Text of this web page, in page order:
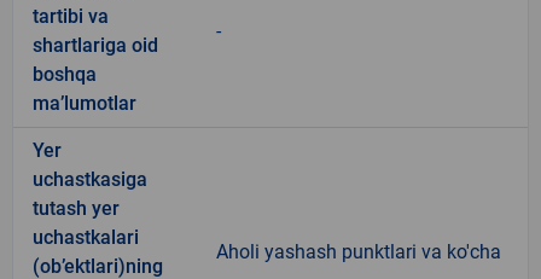
tartibi va
shartlariga oid
boshqa
ma’lumotlar
-
Yer
uchastkasiga
tutash yer
uchastkalari
(ob’ektlari)ning
Aholi yashash punktlari va ko'cha